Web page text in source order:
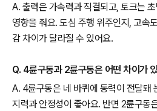
A. 출력은 가속력과 직결되고, 토크는
영향을 줘요. 도심 주행 위주인지, 고속
감 차이가 달라질 수 있어요.
Q. 4륜구동과 2륜구동은 어떤 차이가
A. 4륜구동은 네 바퀴에 동력이 전달돼
지력과 안정성이 좋아요. 반면 2륜구동